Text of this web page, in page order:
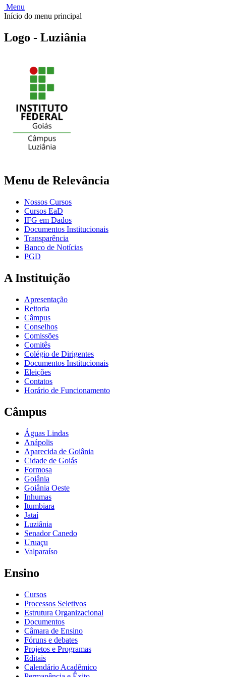
Menu
Início do menu principal
Logo - Luziânia
Menu de Relevância
Nossos Cursos
Cursos EaD
IFG em Dados
Documentos Institucionais
Transparência
Banco de Notícias
PGD
A Instituição
Apresentação
Reitoria
Câmpus
Conselhos
Comissões
Comitês
Colégio de Dirigentes
Documentos Institucionais
Eleições
Contatos
Horário de Funcionamento
Câmpus
Águas Lindas
Anápolis
Aparecida de Goiânia
Cidade de Goiás
Formosa
Goiânia
Goiânia Oeste
Inhumas
Itumbiara
Jataí
Luziânia
Senador Canedo
Uruaçu
Valparaíso
Ensino
Cursos
Processos Seletivos
Estrutura Organizacional
Documentos
Câmara de Ensino
Fóruns e debates
Projetos e Programas
Editais
Calendário Acadêmico